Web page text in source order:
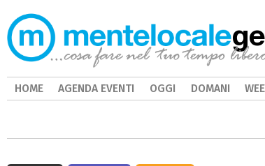
HOME AGENDA EVENTI OGGI DOMANI